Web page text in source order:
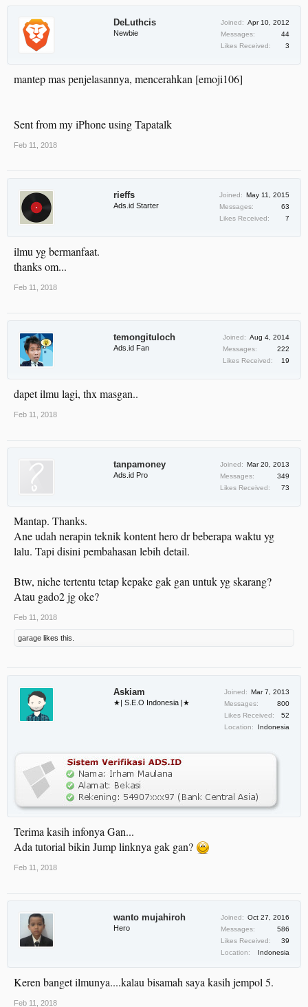
DeLuthcis
Newbie
Joined: Apr 10, 2012
Messages:
44
Likes Received:
3
mantep mas penjelasannya, mencerahkan [emoji106]
Sent from my iPhone using Tapatalk
Feb 11, 2018
rieffs
Ads.id Starter
Joined: May 11, 2015
Messages:
63
Likes Received:
7
ilmu yg bermanfaat.
thanks om...
Feb 11, 2018
temongituloch
Ads.id Fan
Joined: Aug 4, 2014
Messages:
222
Likes Received:
19
dapet ilmu lagi, thx masgan..
Feb 11, 2018
tanpamoney
Ads.id Pro
Joined: Mar 20, 2013
Messages:
349
Likes Received:
73
Mantap. Thanks.
Ane udah nerapin teknik kontent hero dr beberapa waktu yg
lalu. Tapi disini pembahasan lebih detail.
Btw, niche tertentu tetap kepake gak gan untuk yg skarang?
Atau gado2 jg oke?
Feb 11, 2018
garage likes this.
Askiam
★| S.E.O Indonesia |★
Joined: Mar 7, 2013
Messages:
800
Likes Received:
52
Location:
Indonesia
Terima kasih infonya Gan...
Ada tutorial bikin Jump linknya gak gan?
Feb 11, 2018
wanto mujahiroh
Hero
Joined: Oct 27, 2016
Messages:
586
Likes Received:
39
Location:
Indonesia
Keren banget ilmunya....kalau bisamah saya kasih jempol 5.
Feb 11, 2018